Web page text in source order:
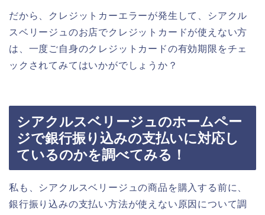
だから、クレジットカーエラーが発生して、シアクル
スベリージュのお店でクレジットカードが使えない方
は、一度ご自身のクレジットカードの有効期限をチェ
ックされてみてはいかがでしょうか？
シアクルスベリージュのホームペー
ジで銀行振り込みの支払いに対応し
ているのかを調べてみる！
私も、シアクルスベリージュの商品を購入する前に、
銀行振り込みの支払い方法が使えない原因について調